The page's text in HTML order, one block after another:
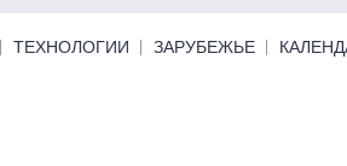
ТЕХНОЛОГИИ ЗАРУБЕЖЬЕ